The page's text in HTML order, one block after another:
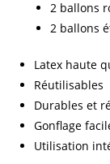
2 ballons
2 ballons
Latex haute
Réutilisables
Durables et
Gonflage
Utilisation